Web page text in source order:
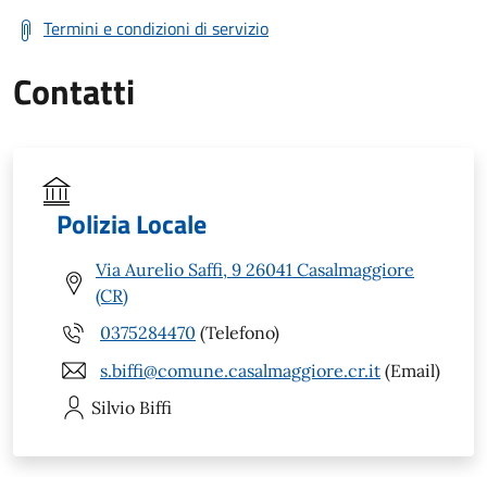
Termini e condizioni di servizio
Contatti
Polizia Locale
Via Aurelio Saffi, 9 26041 Casalmaggiore
(CR)
0375284470 (Telefono)
s.biffi@comune.casalmaggiore.cr.it (Email)
Silvio Biffi